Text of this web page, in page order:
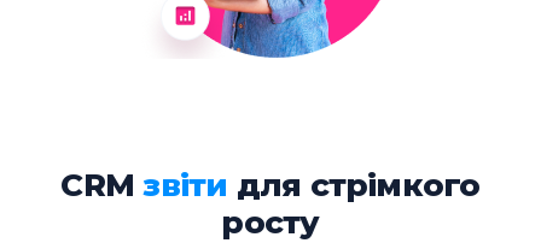
CRMзвіти для стрімкого
росту